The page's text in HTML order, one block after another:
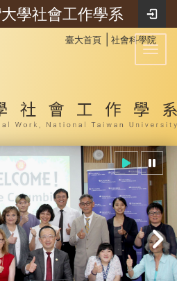
學社會工作學系
臺大首頁 社會科學院